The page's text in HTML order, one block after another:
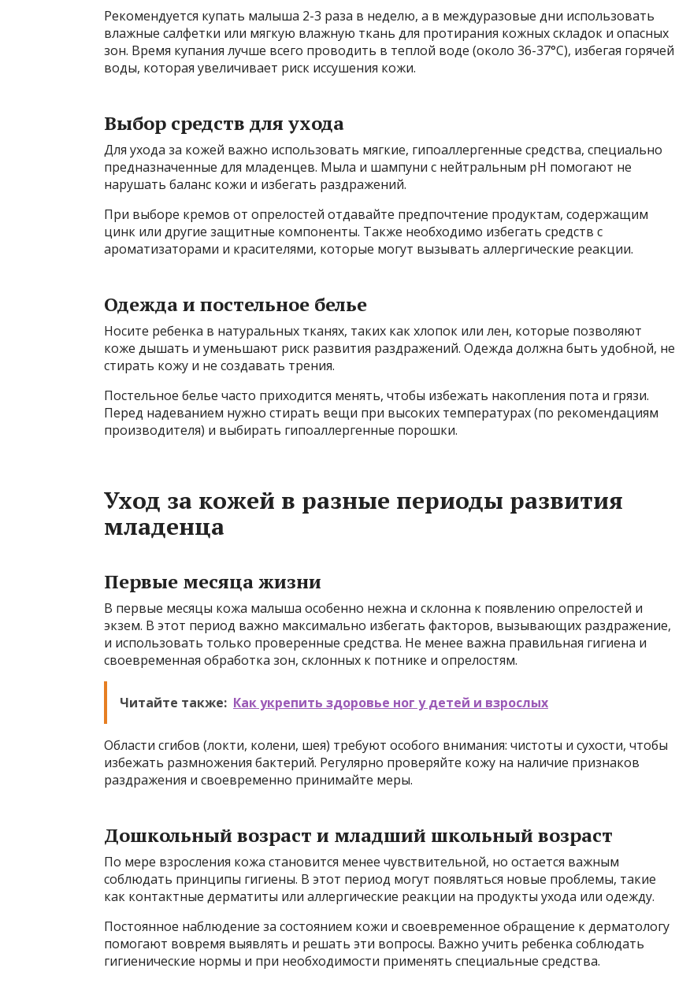
Рекомендуется купать малыша 2-3 раза в неделю, а в междуразовые дни использовать
влажные салфетки или мягкую влажную ткань для протирания кожных складок и опасных
зон. Время купания лучше всего проводить в теплой воде (около 36-37°C), избегая горячей
воды, которая увеличивает риск иссушения кожи.
Выбор средств для ухода
Для ухода за кожей важно использовать мягкие, гипоаллергенные средства, специально
предназначенные для младенцев. Мыла и шампуни с нейтральным pH помогают не
нарушать баланс кожи и избегать раздражений.
При выборе кремов от опрелостей отдавайте предпочтение продуктам, содержащим
цинк или другие защитные компоненты. Также необходимо избегать средств с
ароматизаторами и красителями, которые могут вызывать аллергические реакции.
Одежда и постельное белье
Носите ребенка в натуральных тканях, таких как хлопок или лен, которые позволяют
коже дышать и уменьшают риск развития раздражений. Одежда должна быть удобной, не
стирать кожу и не создавать трения.
Постельное белье часто приходится менять, чтобы избежать накопления пота и грязи.
Перед надеванием нужно стирать вещи при высоких температурах (по рекомендациям
производителя) и выбирать гипоаллергенные порошки.
Уход за кожей в разные периоды развития
младенца
Первые месяца жизни
В первые месяцы кожа малыша особенно нежна и склонна к появлению опрелостей и
экзем. В этот период важно максимально избегать факторов, вызывающих раздражение,
и использовать только проверенные средства. Не менее важна правильная гигиена и
своевременная обработка зон, склонных к потнике и опрелостям.
Читайте также: Как укрепить здоровье ног у детей и взрослых
Области сгибов (локти, колени, шея) требуют особого внимания: чистоты и сухости, чтобы
избежать размножения бактерий. Регулярно проверяйте кожу на наличие признаков
раздражения и своевременно принимайте меры.
Дошкольный возраст и младший школьный возраст
По мере взросления кожа становится менее чувствительной, но остается важным
соблюдать принципы гигиены. В этот период могут появляться новые проблемы, такие
как контактные дерматиты или аллергические реакции на продукты ухода или одежду.
Постоянное наблюдение за состоянием кожи и своевременное обращение к дерматологу
помогают вовремя выявлять и решать эти вопросы. Важно учить ребенка соблюдать
гигиенические нормы и при необходимости применять специальные средства.